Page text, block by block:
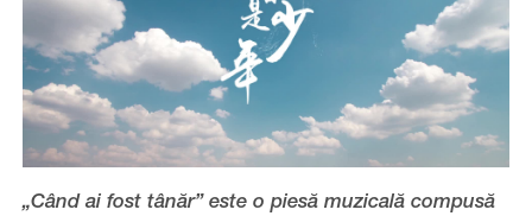
„Când ai fost tânăr” este o piesă muzicală compusă